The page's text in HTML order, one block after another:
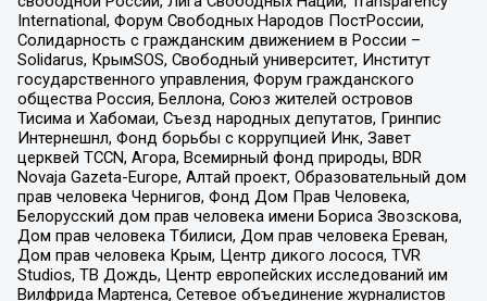
International, Форум Свободных Народов ПостРоссии,
Солидарность с гражданским движением в России –
Solidarus, КрымSOS, Свободный университет, Институт
государственного управления, Форум гражданского
общества Россия, Беллона, Союз жителей островов
Тисима и Хабомаи, Съезд народных депутатов, Гринпис
Интернешнл, Фонд борьбы с коррупцией Инк, Завет
церквей TCCN, Агора, Всемирный фонд природы, BDR
Novaja Gazeta-Europe, Алтай проект, Образовательный дом
прав человека Чернигов, Фонд Дом Прав Человека,
Белорусский дом прав человека имени Бориса Звозскова,
Дом прав человека Тбилиси, Дом прав человека Ереван,
Дом прав человека Крым, Центр дикого лосося, TVR
Studios, ТВ Дождь, Центр европейских исследований им
Вилфрида Мартенса, Сетевое объединение журналистов